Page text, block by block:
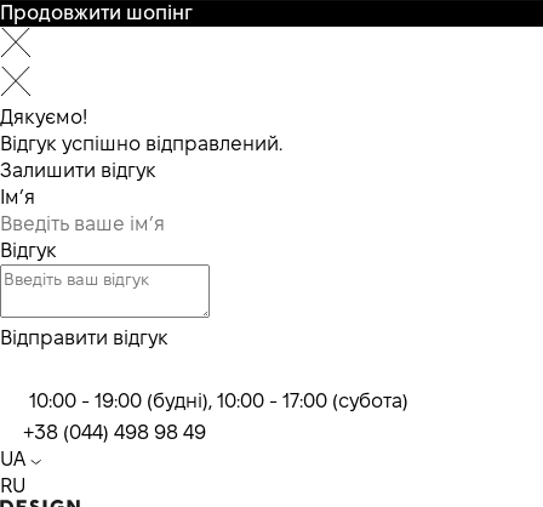
Продовжити шопінг
Дякуємо!
Відгук успішно відправлений.
Залишити відгук
Ім’я
Відгук
Відправити відгук
10:00 - 19:00 (будні), 10:00 - 17:00 (субота)
+38 (044) 498 98 49
UA
RU